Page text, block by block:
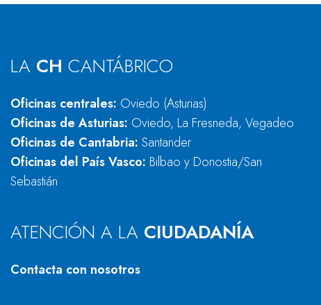
LA CH CANTÁBRICO
Oficinas centrales: Oviedo (Asturias)
Oficinas de Asturias: Oviedo, La Fresneda, Vegadeo
Oficinas de Cantabria: Santander
Oficinas del País Vasco: Bilbao y Donostia/San
Sebastián
ATENCIÓN A LA CIUDADANÍA
Contacta con nosotros